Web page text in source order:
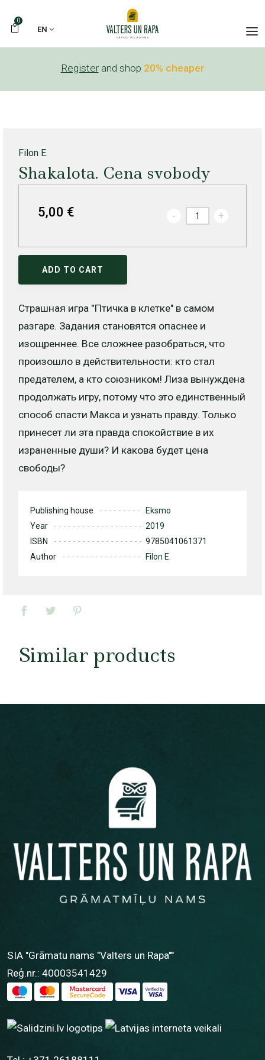
0
EN
Register and shop 20% cheaper
Filon E.
Shakalota. Cena svobody
5,00 € - +
ADD TO CART
Страшная игра "Птичка в клетке" в самом
разгаре. Задания становятся опаснее и
изощреннее. Все сложнее разобраться, что
произошло в действительности: кто стал
предателем, а кто союзником! Лиза вынуждена
продолжать игру, потому что это единственный
способ спасти Макса и узнать правду. Только
принесет ли эта правда спокойствие в их
израненные души? И какова будет цена
свободы?
Publishing house
Eksmo
Year
2019
ISBN
9785041061371
Author
Filon E.
Similar products
SIA "Grāmatu nams "Valters un Rapa""
Reģ.nr.: 40003541429